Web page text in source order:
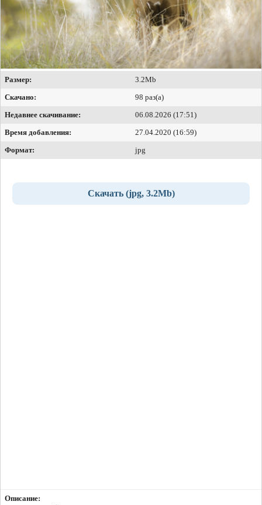
Размер:
3.2Mb
Скачано:
98 раз(а)
Недавнее скачивание:
06.08.2026 (17:51)
Время добавления:
27.04.2020 (16:59)
Формат:
jpg
Скачать (jpg, 3.2Mb)
Описание: